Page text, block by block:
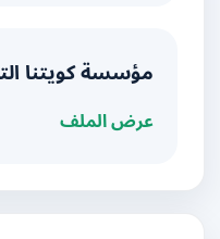
مؤسسة كويتنا
عرض الملف